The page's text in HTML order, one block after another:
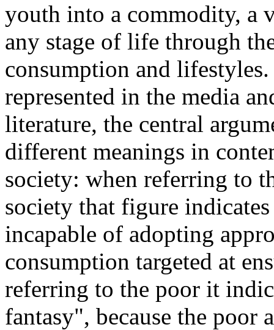
youth into a commodity, a
any stage of life through
consumption and lifestyles.
represented in the media
literature, the central
different meanings in
society: when referring to
society that figure
incapable of adopting
consumption targeted at
referring to the poor it
fantasy", because the poor